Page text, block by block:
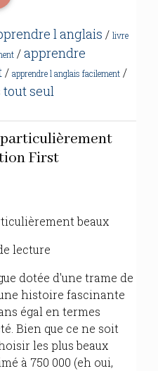
l anglais / livre
/apprendre
/ apprendre l anglais facilement /
seul
particulièrement
First
beaux
lecture
dotée d'une trame de
histoire fascinante
égal en termes
Bien que ce ne soit
les plus beaux
à 750 000 (eh oui,